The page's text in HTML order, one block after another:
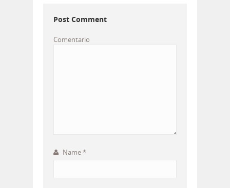
Post Comment
Comentario
Name*